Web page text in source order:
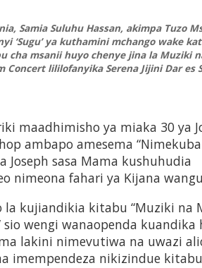
Samia Suluhu Hassan, akimpa Tuzo
‘Sugu’ ya kuthamini mchango wake
cha msanii huyo chenye jina la Muziki
lililofanyika Serena Jijini Dar es
maadhimisho ya miaka 30 ya
ambapo amesema
sasa Mama kushuhudia
nimeona fahari ya Kijana
la kujiandikia kitabu “Muziki na
sio wengi wanaopenda kuandika
lakini nimevutiwa na uwazi
imempendeza nikizindue